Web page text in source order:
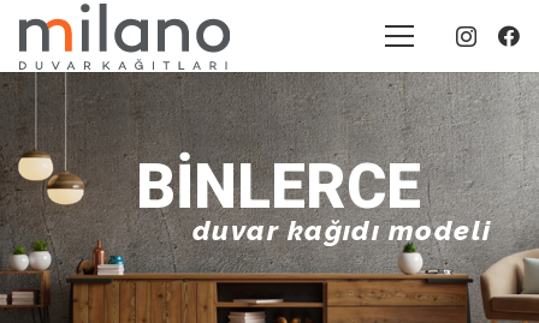
BINLERCE
duvar kağıdı modeli